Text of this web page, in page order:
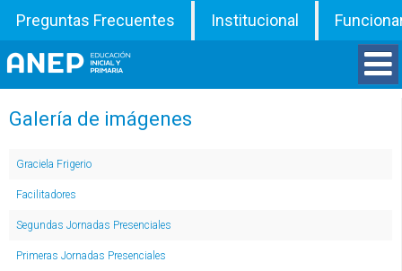
Preguntas Frecuentes Institucional
Divisiones
Departamentos
Programas
Galería de imágenes
Graciela Frigerio
Facilitadores
Segundas Jornadas Presenciales
Primeras Jornadas Presenciales